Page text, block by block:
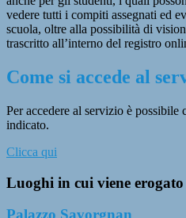
vedere tutti i compiti assegnati ed
scuola, oltre alla possibilità di
trascritto all’interno del registro
Come si accede al
Per accedere al servizio è
indicato.
Clicca qui
Luoghi in cui viene